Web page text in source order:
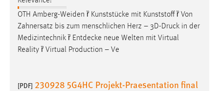
OTH Amberg-Weiden ȑ Kunststücke mit Kunststoff ȑ Von
Zahnersatz bis zum menschlichen Herz – 3D-Druck in der
Medizintechnik ȑ Entdecke neue Welten mit Virtual
Reality ȑ Virtual Production – Ve
[PDF] 230928 5G4HC Projekt-Praesentation final